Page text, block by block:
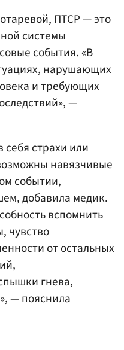
ПТСР — это
системы
события. «В
нарушающих
и требующих
—
страхи или
навязчивые
событии,
добавила медик.
вспомнить
чувство
от остальных
гнева,
— пояснила